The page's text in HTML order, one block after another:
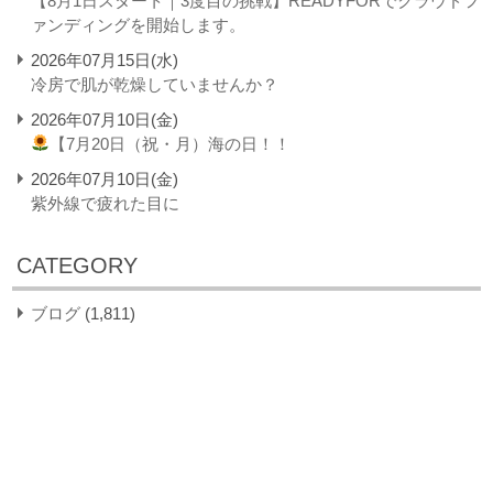
ァンディングを開始します。
2026年07月15日(水)
冷房で肌が乾燥していませんか？
2026年07月10日(金)
【7月20日（祝・月）海の日！！
2026年07月10日(金)
紫外線で疲れた目に
CATEGORY
ブログ (1,811)